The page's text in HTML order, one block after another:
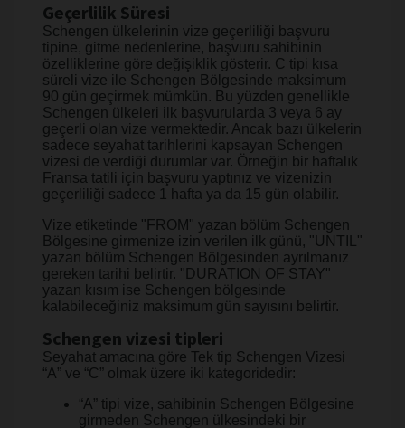
Geçerlilik Süresi
Schengen ülkelerinin vize geçerliliği başvuru
tipine, gitme nedenlerine, başvuru sahibinin
özelliklerine göre değişiklik gösterir. C tipi kısa
süreli vize ile Schengen Bölgesinde maksimum
90 gün geçirmek mümkün. Bu yüzden genellikle
Schengen ülkeleri ilk başvurularda 3 veya 6 ay
geçerli olan vize vermektedir. Ancak bazı ülkelerin
sadece seyahat tarihlerini kapsayan Schengen
vizesi de verdiği durumlar var. Örneğin bir haftalık
Fransa tatili için başvuru yaptınız ve vizenizin
geçerliliği sadece 1 hafta ya da 15 gün olabilir.
Vize etiketinde "FROM" yazan bölüm Schengen
Bölgesine girmenize izin verilen ilk günü, "UNTIL"
yazan bölüm Schengen Bölgesinden ayrılmanız
gereken tarihi belirtir. "DURATION OF STAY"
yazan kısım ise Schengen bölgesinde
kalabileceğiniz maksimum gün sayısını belirtir.
Schengen vizesi tipleri
Seyahat amacına göre Tek tip Schengen Vizesi
“A” ve “C” olmak üzere iki kategoridedir:
“A” tipi vize, sahibinin Schengen Bölgesine
girmeden Schengen ülkesindeki bir